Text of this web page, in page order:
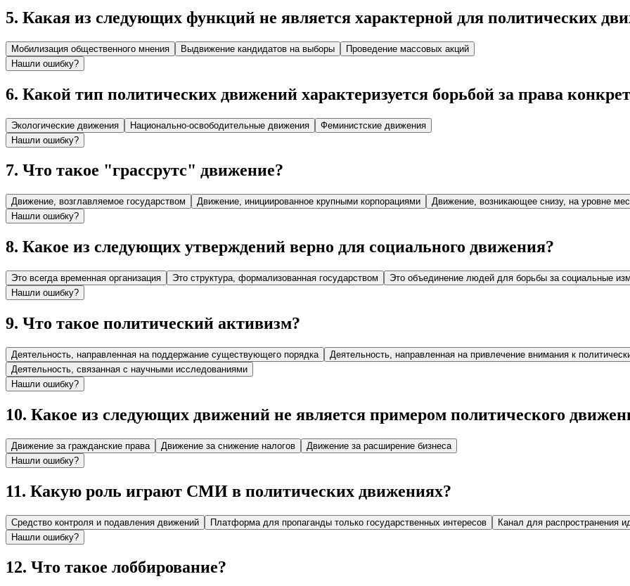
5. Какая из следующих функций не является характерной для политических
Мобилизация общественного мнения Выдвижение кандидатов на выборы
Проведение массовых акций
Нашли ошибку?
6. Какой тип политических движений характеризуется борьбой за права
Экологические движения Национально-освободительные движения
Феминистские движения
Нашли ошибку?
7. Что такое "грассрутс" движение?
Движение, возглавляемое государством Движение, инициированное крупными корпорациями
Движение, возникающее снизу, на уровне
Нашли ошибку?
8. Какое из следующих утверждений верно для социального движения?
Это всегда временная организация Это структура, формализованная государством
Это объединение людей для борьбы за социальные
Нашли ошибку?
9. Что такое политический активизм?
Деятельность, направленная на поддержание существующего порядка
Деятельность, направленная на привлечение внимания к
Деятельность, связанная с научными исследованиями
Нашли ошибку?
10. Какое из следующих движений не является примером политического
Движение за гражданские права Движение за снижение налогов
Движение за расширение бизнеса
Нашли ошибку?
11. Какую роль играют СМИ в политических движениях?
Средство контроля и подавления движений Платформа для пропаганды только государственных интересов
Канал для распространения
Нашли ошибку?
12. Что такое лоббирование?